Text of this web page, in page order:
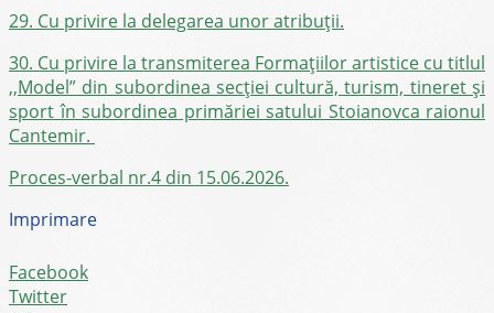
29. Cu privire la delegarea unor atribuții.
30. Cu privire la transmiterea Formațiilor artistice cu titlul
,,Model” din subordinea secției cultură, turism, tineret și
sport în subordinea primăriei satului Stoianovca raionul
Cantemir.
Proces-verbal nr.4 din 15.06.2026.
Imprimare
Facebook
Twitter